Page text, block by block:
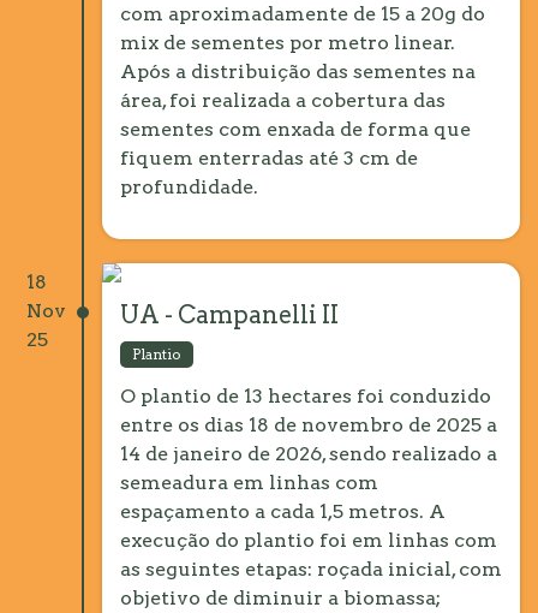
com aproximadamente de 15 a 20g do
mix de sementes por metro linear.
Após a distribuição das sementes na
área, foi realizada a cobertura das
sementes com enxada de forma que
fiquem enterradas até 3 cm de
profundidade.
18
Nov
25
UA - Campanelli II
Plantio
O plantio de 13 hectares foi conduzido
entre os dias 18 de novembro de 2025 a
14 de janeiro de 2026, sendo realizado a
semeadura em linhas com
espaçamento a cada 1,5 metros. A
execução do plantio foi em linhas com
as seguintes etapas: roçada inicial, com
objetivo de diminuir a biomassa;